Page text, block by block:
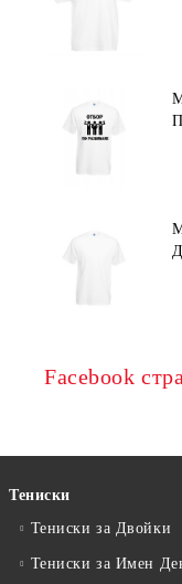
Facebook
Тениски
Тениски за Двойки
Тениски за Имен